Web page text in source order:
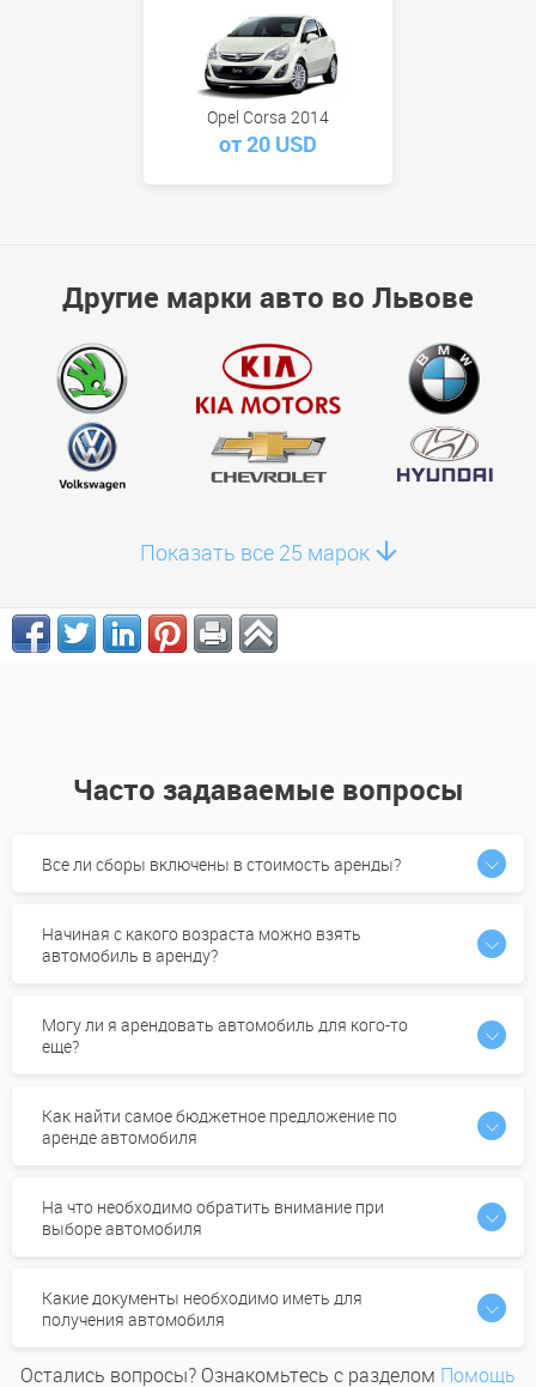
Opel Corsa 2014
от 20 USD
Другие марки авто во Львове
Показать все 25 марок
Часто задаваемые вопросы
Все ли сборы включены в стоимость аренды?
Начиная с какого возраста можно взять
автомобиль в аренду?
Могу ли я арендовать автомобиль для кого-то
еще?
Как найти самое бюджетное предложение по
аренде автомобиля
На что необходимо обратить внимание при
выборе автомобиля
Какие документы необходимо иметь для
получения автомобиля
Остались вопросы? Ознакомьтесь с разделом Помощь